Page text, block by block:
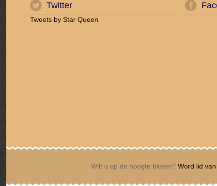
Twitter
Tweets by Star Queen
Wilt u op de hoogte blijven? Word lid